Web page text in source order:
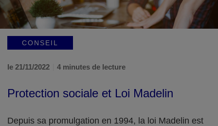
CONSEIL
le 21/11/2022 4 minutes de lecture
Protection sociale et Loi Madelin
Depuis sa promulgation en 1994, la loi Madelin est